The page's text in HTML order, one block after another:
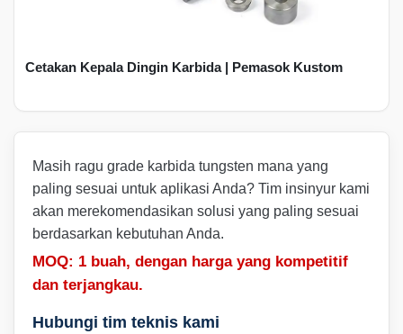
Cetakan Kepala Dingin Karbida | Pemasok Kustom
Masih ragu grade karbida tungsten mana yang
paling sesuai untuk aplikasi Anda? Tim insinyur kami
akan merekomendasikan solusi yang paling sesuai
berdasarkan kebutuhan Anda.
MOQ: 1 buah, dengan harga yang kompetitif
dan terjangkau.
Hubungi tim teknis kami